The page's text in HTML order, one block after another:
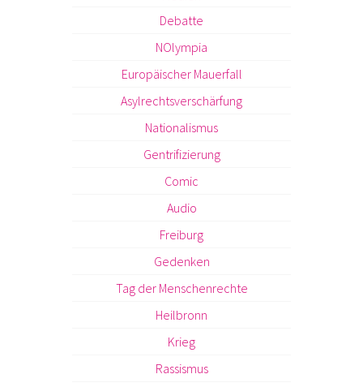
Debatte
NOlympia
Europäischer Mauerfall
Asylrechtsverschärfung
Nationalismus
Gentrifizierung
Comic
Audio
Freiburg
Gedenken
Tag der Menschenrechte
Heilbronn
Krieg
Rassismus